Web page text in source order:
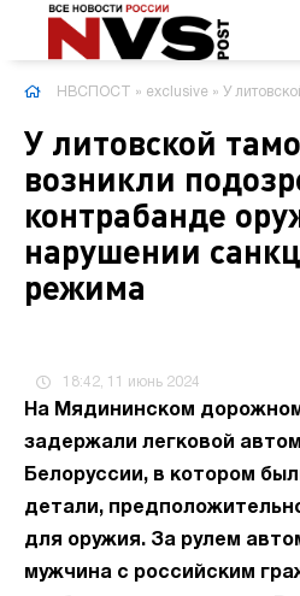
НВСПОСТ » exclusive » У литовской таможни
У литовской
возникли
контрабанде
нарушении
режима
18:42, 11 июнь 2024
На Мядининском
задержали легковой
Белоруссии, в котором
детали,
для оружия. За рулем
мужчина с российским